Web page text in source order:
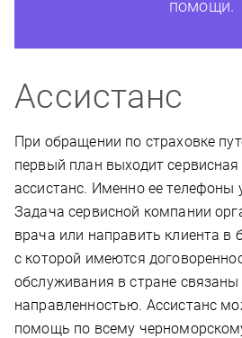
помощи.
Ассистанс
При обращении по страховке
первый план выходит
ассистанс. Именно ее телефоны
Задача сервисной компании
врача или направить клиента
с которой имеются
обслуживания в стране связаны
направленностью. Ассистанс
помощь по всему